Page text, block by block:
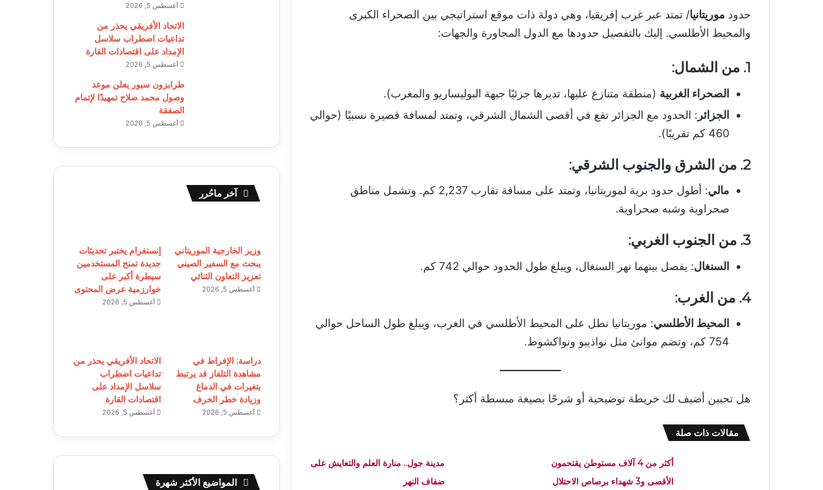
حدود موريتانيا/ تمتد عبر غرب إفريقيا، وهي دولة ذات موقع استراتيجي بين الصحراء الكبرى
والمحيط الأطلسي. إليك بالتفصيل حدودها مع الدول المجاورة والجهات:
1. من الشمال:
الصحراء الغربية (منطقة متنازع عليها، تديرها جزئيًا جبهة البوليساريو والمغرب).
الجزائر : الحدود مع الجزائر تقع في أقصى الشمال الشرقي، وتمتد لمسافة قصيرة نسبيًا (حوالي
460 كم تقريبًا).
2. من الشرق والجنوب الشرقي:
مالي
: أطول حدود برية لموريتانيا، وتمتد على مسافة تقارب 2,237 كم. وتشمل مناطق
صحراوية وشبه صحراوية.
3. من الجنوب الغربي:
السنغال: يفصل بينهما نهر السنغال، ويبلغ طول الحدود حوالي 742 كم.
4. من الغرب:
المحيط الأطلسي: موريتانيا تطل على المحيط الأطلسي في الغرب، ويبلغ طول الساحل حوالي
754 كم، وتضم موانئ مثل نواذيبو ونواكشوط.
هل تحبين أضيف لك خريطة توضيحية أو شرحًا بصيغة مبسطة أكثر؟
مقالات ذات صلة
أكثر من 4 آلاف مستوطن يقتحمون
الأقصى و3 شهداء برصاص الاحتلال
مدينة جول.. منارة العلم والتعايش على
ضفاف النهر
أغسطس 5, 2026
الاتحاد الأفريقي يحذر من
تداعيات اضطراب سلاسل
الإمداد على اقتصادات القارة
أغسطس 5, 2026
طرابزون سبور يعلن موعد
وصول محمد صلاح تمهيدًا لإتمام
الصفقة
أغسطس 5, 2026
آخر ماحُرر
وزير الخارجية الموريتاني
يبحث مع السفير الصيني
تعزيز التعاون الثنائي
أغسطس 5, 2026
إنستغرام يختبر تحديثات
جديدة تمنح المستخدمين
سيطرة أكبر على
خوارزمية عرض المحتوى
أغسطس 5, 2026
دراسة: الإفراط في
مشاهدة التلفاز قد يرتبط
بتغيرات في الدماغ
وزيادة خطر الخرف
أغسطس 5, 2026
الاتحاد الأفريقي يحذر من
تداعيات اضطراب
سلاسل الإمداد على
اقتصادات القارة
أغسطس 5, 2026
المواضيع الأكثر شهرة